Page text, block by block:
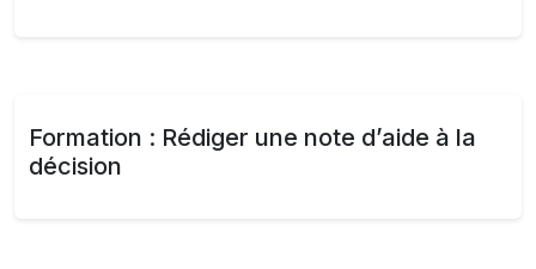
Formation : Rédiger une note d’aide à la
décision